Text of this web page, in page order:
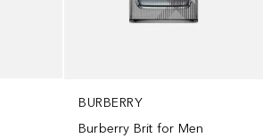
BURBERRY
Burberry Brit for Men